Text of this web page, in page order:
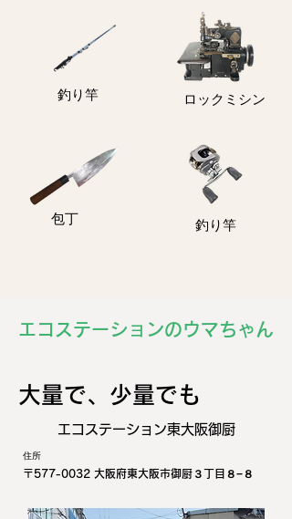
釣り竿 ロックミシン
包丁 釣り竿
エコステーションのウマちゃん
​大量で、少量でも
エコステーション東大阪御厨
住所
〒577-0032 大阪府東大阪市御厨３丁目８−８